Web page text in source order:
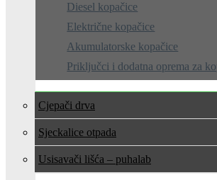
Diesel kopačice
Električne kopačice
Akumulatorske kopačice
Priključci i dodatna oprema za
Cjepači drva
Sjeckalice otpada
Usisavači lišća – puhala